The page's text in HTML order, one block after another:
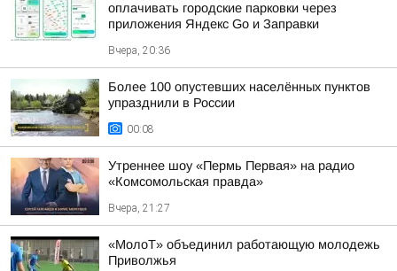
оплачивать городские парковки через
приложения Яндекс Go и Заправки
Вчера, 20:36
Более 100 опустевших населённых пунктов
упразднили в России
00:08
Утреннее шоу «Пермь Первая» на радио
«Комсомольская правда»
Вчера, 21:27
«МолоТ» объединил работающую молодежь
Приволжья